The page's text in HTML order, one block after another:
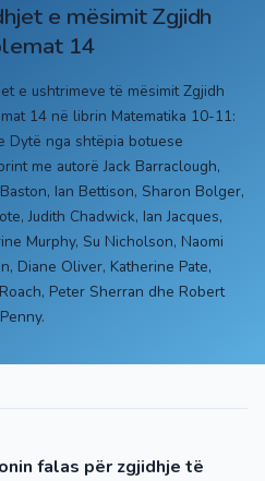
e mësimit Zgjidh
14
e ushtrimeve të mësimit Zgjidh
14 në librin Matematika 10-11:
Dytë nga shtëpia botuese
me autorë Jack Barraclough,
Ian Bettison, Sharon Bolger,
Judith Chadwick, Ian Jacques,
Murphy, Su Nicholson, Naomi
Diane Oliver, Katherine Pate,
Peter Sherran dhe Robert
falas për zgjidhje të